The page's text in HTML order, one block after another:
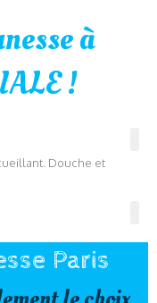
à
!
Douche et
Paris